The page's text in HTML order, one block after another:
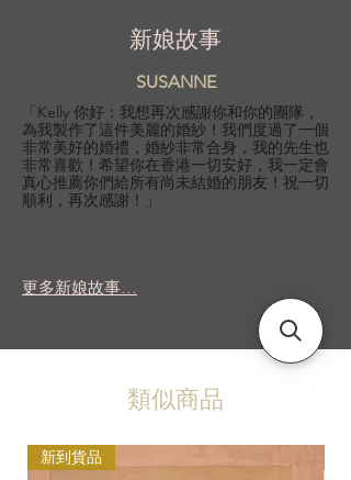
新娘故事
SUSANNE
「Kelly 你好：我想再次感謝你和你的團隊，
為我製作了這件美麗的婚紗！我們度過了一個
非常美好的婚禮，婚紗非常合身，我的先生也
非常喜歡！希望你在香港一切安好，我一定會
真心推薦你們給所有尚未結婚的朋友！祝一切
順利，再次感謝！」
更多新娘故事...
類似商品
新到貨品